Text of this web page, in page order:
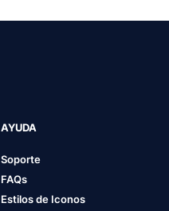
AYUDA
Soporte
FAQs
Estilos de Iconos